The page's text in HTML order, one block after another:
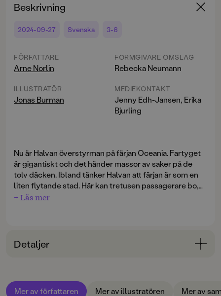
Beskrivning
2024-09-27 Svenska 3-6
FÖRFATTARE
Arne Norlin
ILLUSTRATÖR
Jonas Burman
FORMGIVARE OMSLAG
Rebecka Neumann
MEDIEKONTAKT
Jenny Edh-Jansen, Erika
Bjurling
Nu är Halvan överstyrman på färjan Oceania. Fartyget
är gigantiskt och det händer massor av saker på de
tolv däcken. Ibland tänker Halvan att färjan är som en
liten flytande stad. Här kan tretusen passagerare bo,
shoppa, äta och även roa sig.
Hunden är nyfiken på allt som händer ombord och det
krävs en del list för att fånga in den.
helikopterplattan längst upp. Vilken tur att Halvan är
på plats: han klarar det mesta både till sjöss och på
+ Läs mer
Detaljer
ÅLDERSGRUPP
3-6
Mer av författaren Mer av illustratören Mer av